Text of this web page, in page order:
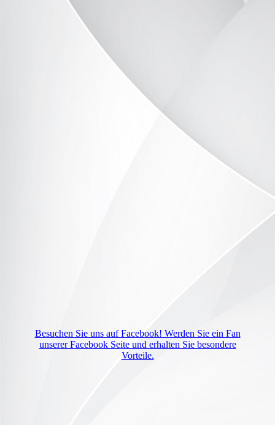
Besuchen Sie uns auf Facebook! Werden Sie ein Fan
unserer Facebook Seite und erhalten Sie besondere
Vorteile.